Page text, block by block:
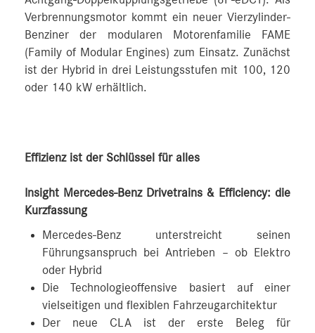
Verbrennungsmotor kommt ein neuer Vierzylinder-
Benziner der modularen Motorenfamilie FAME
(Family of Modular Engines) zum Einsatz. Zunächst
ist der Hybrid in drei Leistungsstufen mit 100, 120
oder 140 kW erhältlich.
Effizienz ist der Schlüssel für alles
Insight Mercedes-Benz Drivetrains & Efficiency: die
Kurzfassung
Mercedes-Benz unterstreicht seinen
Führungsanspruch bei Antrieben – ob Elektro
oder Hybrid
Die Technologieoffensive basiert auf einer
vielseitigen und flexiblen Fahrzeugarchitektur
Der neue CLA ist der erste Beleg für